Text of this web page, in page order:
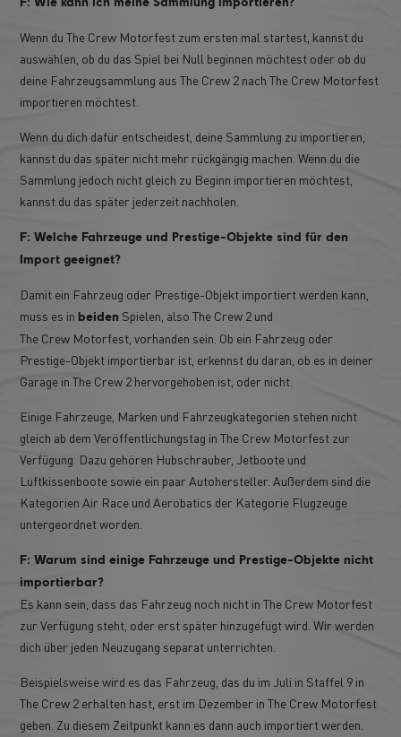
Wenn du The Crew Motorfest zum ersten mal startest, kannst du
auswählen, ob du das Spiel bei Null beginnen möchtest oder ob du
deine Fahrzeugsammlung aus The Crew 2 nach The Crew Motorfest
importieren möchtest.
Wenn du dich dafür entscheidest, deine Sammlung zu importieren,
kannst du das später nicht mehr rückgängig machen. Wenn du die
Sammlung jedoch nicht gleich zu Beginn importieren möchtest,
kannst du das später jederzeit nachholen.
F: Welche Fahrzeuge und Prestige-Objekte sind für den
Import geeignet?
Damit ein Fahrzeug oder Prestige-Objekt importiert werden kann,
muss es inbeiden Spielen, also The Crew 2 und
The Crew Motorfest, vorhanden sein. Ob ein Fahrzeug oder
Prestige-Objekt importierbar ist, erkennst du daran, ob es in deiner
Garage in The Crew 2 hervorgehoben ist, oder nicht.
Einige Fahrzeuge, Marken und Fahrzeugkategorien stehen nicht
gleich ab dem Veröffentlichungstag in The Crew Motorfest zur
Verfügung. Dazu gehören Hubschrauber, Jetboote und
Luftkissenboote sowie ein paar Autohersteller. Außerdem sind die
Kategorien Air Race und Aerobatics der Kategorie Flugzeuge
untergeordnet worden.
F: Warum sind einige Fahrzeuge und Prestige-Objekte nicht
importierbar?
Es kann sein, dass das Fahrzeug noch nicht in The Crew Motorfest
zur Verfügung steht, oder erst später hinzugefügt wird. Wir werden
dich über jeden Neuzugang separat unterrichten.
Beispielsweise wird es das Fahrzeug, das du im Juli in Staffel 9 in
The Crew 2 erhalten hast, erst im Dezember in The Crew Motorfest
geben. Zu diesem Zeitpunkt kann es dann auch importiert werden.